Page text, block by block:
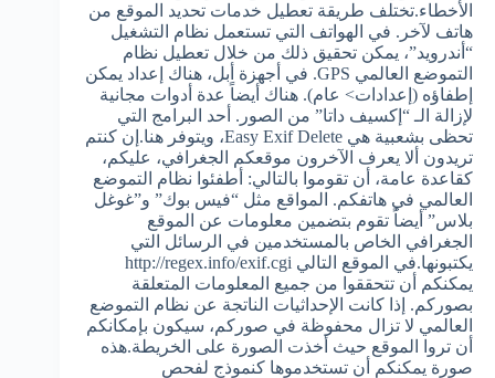
الأخطاء.تختلف طريقة تعطيل خدمات تحديد الموقع من
هاتف لآخر. في الهواتف التي تستعمل نظام التشغيل
“أندرويد”، يمكن تحقيق ذلك من خلال تعطيل نظام
التموضع العالمي GPS. في أجهزة أبل، هناك إعداد يمكن
إطفاؤه (إعدادات> عام). هناك أيضاً عدة أدوات مجانية
لإزالة الـ “إكسيف داتا” من الصور. أحد البرامج التي
تحظى بشعبية هي Easy Exif Delete، ويتوفر هنا.إن كنتم
تريدون ألا يعرف الآخرون موقعكم الجغرافي، عليكم،
كقاعدة عامة، أن تقوموا بالتالي: أطفئوا نظام التموضع
العالمي في هاتفكم. المواقع مثل “فيس بوك” و”غوغل
بلاس” أيضاً تقوم بتضمين معلومات عن الموقع
الجغرافي الخاص بالمستخدمين في الرسائل التي
يكتبونها.في الموقع التالي http://regex.info/exif.cgi
يمكنكم أن تتحققوا من جميع المعلومات المتعلقة
بصوركم. إذا كانت الإحداثيات الناتجة عن نظام التموضع
العالمي لا تزال محفوظة في صوركم، سيكون بإمكانكم
أن تروا الموقع حيث أخذت الصورة على الخريطة.هذه
صورة يمكنكم أن تستخدموها كنموذج لفحص